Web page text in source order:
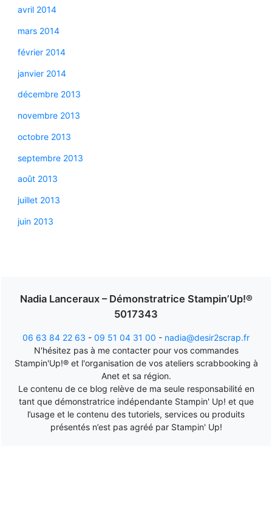
avril 2014
mars 2014
février 2014
janvier 2014
décembre 2013
novembre 2013
octobre 2013
septembre 2013
août 2013
juillet 2013
juin 2013
Nadia Lanceraux – Démonstratrice Stampin’Up!®
5017343
06 63 84 22 63 - 09 51 04 31 00 - nadia@desir2scrap.fr
N'hésitez pas à me contacter pour vos commandes
Stampin'Up!® et l'organisation de vos ateliers scrabbooking à
Anet et sa région.
Le contenu de ce blog relève de ma seule responsabilité en
tant que démonstratrice indépendante Stampin' Up! et que
l’usage et le contenu des tutoriels, services ou produits
présentés n’est pas agréé par Stampin' Up!